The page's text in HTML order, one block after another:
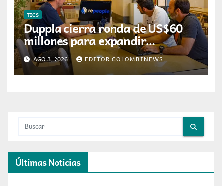
TICS
Duppla cierra ronda de US$60
millones para expandir
financiación de vivienda en
Colombia
AGO 3, 2026 EDITOR COLOMBINEWS
Últimas Noticias